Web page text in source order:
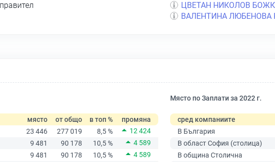
ЦВЕТАН НИКОЛОВ
ВАЛЕНТИНА
място от общо в топ %
промяна
23 446 277 019 8,5 %
12 424
9 481 90 178 10,5 %
4 589
9 481 90 178 10,5 %
4 589
Място по Заплати за 2022 г.
сред компаниите
В България
В област София (столица)
В община Столична